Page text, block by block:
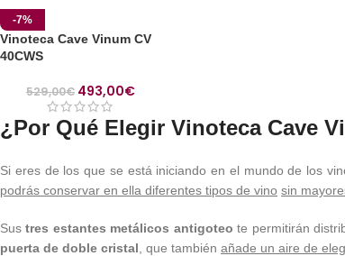
-7%
Vinoteca Cave Vinum CV
40CWS
529,00€ 493,00€
¿Por Qué Elegir Vinoteca Cave
Si eres de los que se está iniciando en el mundo de los
podrás conservar en ella diferentes tipos de vino sin
Sustres estantes metálicos antigoteo te permitirán
puerta de doble cristal , que también añade un aire de